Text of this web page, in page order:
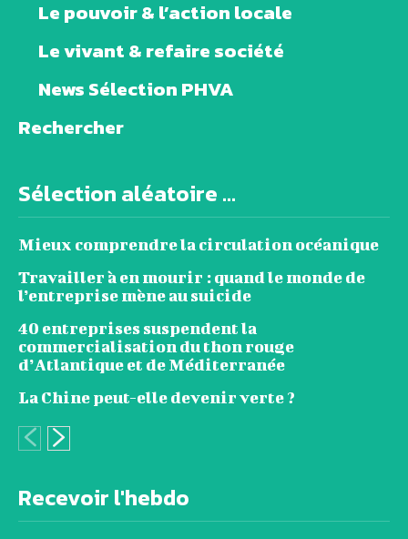
Le pouvoir & l’action locale
Le vivant & refaire société
News Sélection PHVA
Rechercher
Sélection aléatoire ...
Mieux comprendre la circulation océanique
Travailler à en mourir : quand le monde de
l’entreprise mène au suicide
40 entreprises suspendent la
commercialisation du thon rouge
d’Atlantique et de Méditerranée
La Chine peut-elle devenir verte ?
Recevoir l'hebdo